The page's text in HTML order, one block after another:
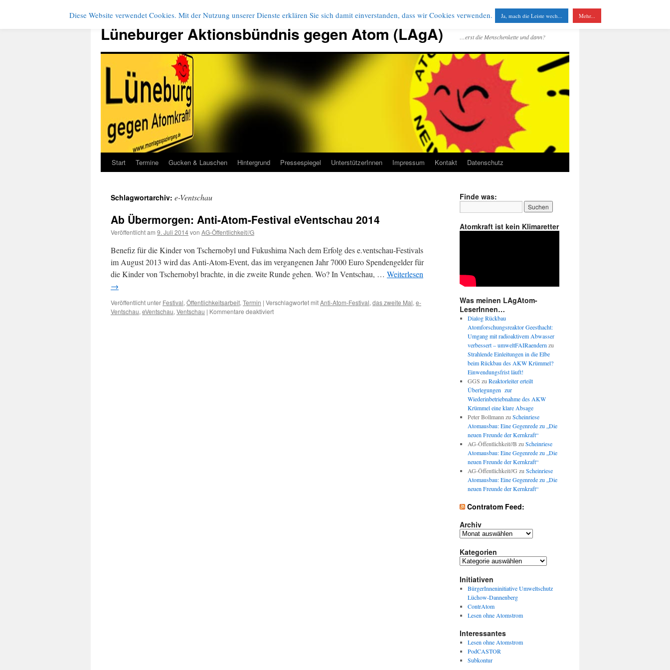
Zum
springen
Lüneburger Aktionsbündnis gegen Atom (LAgA) …erst die Menschenkette und dann?
Start Termine Gucken & Lauschen Hintergrund Pressespiegel UnterstützerInnen Impressum Kontakt Datenschutz
Schlagwortarchiv: e-Ventschau
Ab Übermorgen: Anti-Atom-Festival eVentschau 2014
Veröffentlicht am 9. Juli 2014von AG-Öffentlichkeit//G
Benefiz für die Kinder von Tschernobyl und Fukushima Nach dem Erfolg des e.ventschau-Festivals
im August 2013 wird das Anti-Atom-Event, das im vergangenen Jahr 7000 Euro Spendengelder für
die Kinder von Tschernobyl brachte, in die zweite Runde gehen. Wo? In Ventschau, … Weiterlesen
→
Veröffentlicht unter Festival, Öffentlichkeitsarbeit, Termin | Verschlagwortet mitAnti-Atom-Festival, das zweite Mal, e-
Ventschau, eVentschau, Ventschau | Kommentare deaktiviertfür
Finde was:
Atomkraft ist kein Klimaretter
Was meinen LAgAtom-
LeserInnen…
Dialog Rückbau
Atomforschungsreaktor Geesthacht:
Umgang mit radioaktivem Abwasser
verbessert – umweltFAIRaendern zu
Strahlende Einleitungen in die Elbe
beim Rückbau des AKW Krümmel?
Einwendungsfrist läuft!
GGS zu Reaktorleiter erteilt
Überlegungen zur
Wiederinbetriebnahme des AKW
Krümmel eine klare Absage
Peter Bollmann zu Scheinriese
Atomausbau: Eine Gegenrede zu „Die
neuen Freunde der Kernkraft“
AG-Öffentlichkeit//B zu Scheinriese
Atomausbau: Eine Gegenrede zu „Die
neuen Freunde der Kernkraft“
AG-Öffentlichkeit//G zu Scheinriese
Atomausbau: Eine Gegenrede zu „Die
neuen Freunde der Kernkraft“
Contratom Feed:
Archiv
Archiv
Kategorien
Kategorien
Initiativen
BürgerInneninitiative Umweltschutz
Lüchow-Dannenberg
ContrAtom
Lesen ohne Atomstrom
Interessantes
Lesen ohne Atomstrom
PodCASTOR
Subkontur
Diese Website verwendet Cookies. Mit der Nutzung unserer Dienste erklären Sie sich damit einverstanden, dass wir Cookies verwenden. Ja, mach die Leiste wech... Mehr...